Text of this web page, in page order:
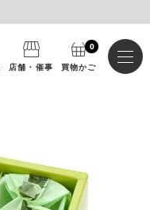
店舗・催事 買物かご
0